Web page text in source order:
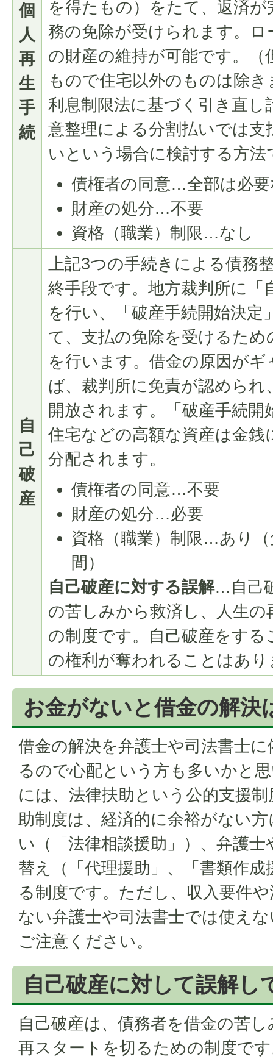
個
人
再
生
手
続
を得たもの）をたて、返済
務の免除が受けられます。
の財産の維持が可能です。
もので住宅以外のものは除き
利息制限法に基づく引き直し
意整理による分割払いでは
いという場合に検討する方法
債権者の同意…全部は必
財産の処分…不要
資格（職業）制限…なし
自
己
破
産
上記3つの手続きによる債務
終手段です。地方裁判所に「
を行い、「破産手続開始決
て、支払の免除を受けるた
を行います。借金の原因が
ば、裁判所に免責が認められ
開放されます。「破産手続開
住宅などの高額な資産は金銭
分配されます。
債権者の同意…不要
財産の処分…必要
資格（職業）制限…あり
間）
自己破産に対する誤解…自己
の苦しみから救済し、人生
の制度です。自己破産をす
の権利が奪われることはあ
お金がないと借金の解決
借金の解決を弁護士や司法書士
るので心配という方も多いかと
には、法律扶助という公的支援
助制度は、経済的に余裕がない
い（「法律相談援助」）、弁護
替え（「代理援助」、「書類作
る制度です。ただし、収入要件
ない弁護士や司法書士では使え
ご注意ください。
自己破産に対して誤解し
自己破産は、債務者を借金の苦
再スタートを切るための制度で